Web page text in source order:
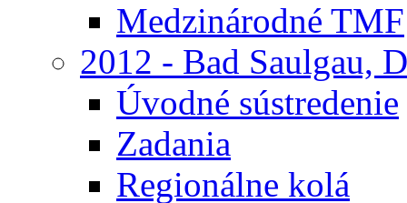
Medzinárodné TMF
2012 - Bad Saulgau,
Úvodné sústredenie
Zadania
Regionálne kolá